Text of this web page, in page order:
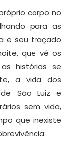
corpo no
para as
e seu traçado
que vê os
histórias se
a vida dos
São Luiz e
sem vida,
que inexiste